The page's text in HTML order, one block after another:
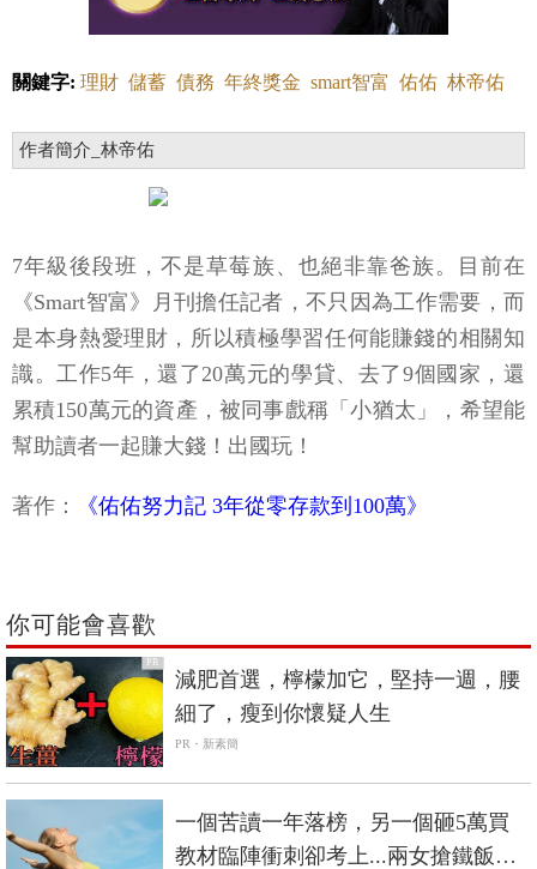
關鍵字: 理財 儲蓄 債務 年終獎金 smart智富 佑佑 林帝佑
作者簡介_林帝佑
7年級後段班，不是草莓族、也絕非靠爸族。目前在
《Smart智富》月刊擔任記者，不只因為工作需要，而
是本身熱愛理財，所以積極學習任何能賺錢的相關知
識。工作5年，還了20萬元的學貸、去了9個國家，還
累積150萬元的資產，被同事戲稱「小猶太」，希望能
幫助讀者一起賺大錢！出國玩！
著作： 《佑佑努力記 3年從零存款到100萬》
你可能會喜歡
PR
減肥首選，檸檬加它，堅持一週，腰
細了，瘦到你懷疑人生
PR・新素簡
一個苦讀一年落榜，另一個砸5萬買
教材臨陣衝刺卻考上...兩女搶鐵飯碗